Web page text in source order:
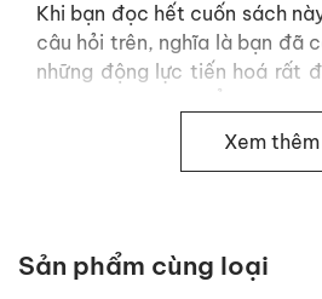
Khi bạn đọc hết cuốn sách
câu hỏi trên, nghĩa là bạn đã
những động lực tiến hoá rất
tính của con người hôm nay.
ĐÁNH GIÁ/ NHẬN XÉT TỪ
lời giải thích rằng quan hệ tình
khi không hề kỳ lạ ở con
Xem thêm
Sản phẩm cùng loại